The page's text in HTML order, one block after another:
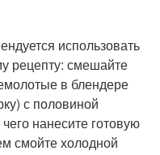
использовать
рецепту: смешайте
в блендере
с половиной
нанесите готовую
смойте холодной